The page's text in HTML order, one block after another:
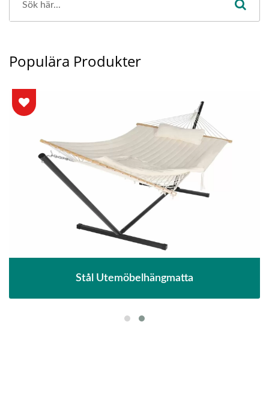
Populära Produkter
Stål Utemöbelhängmatta